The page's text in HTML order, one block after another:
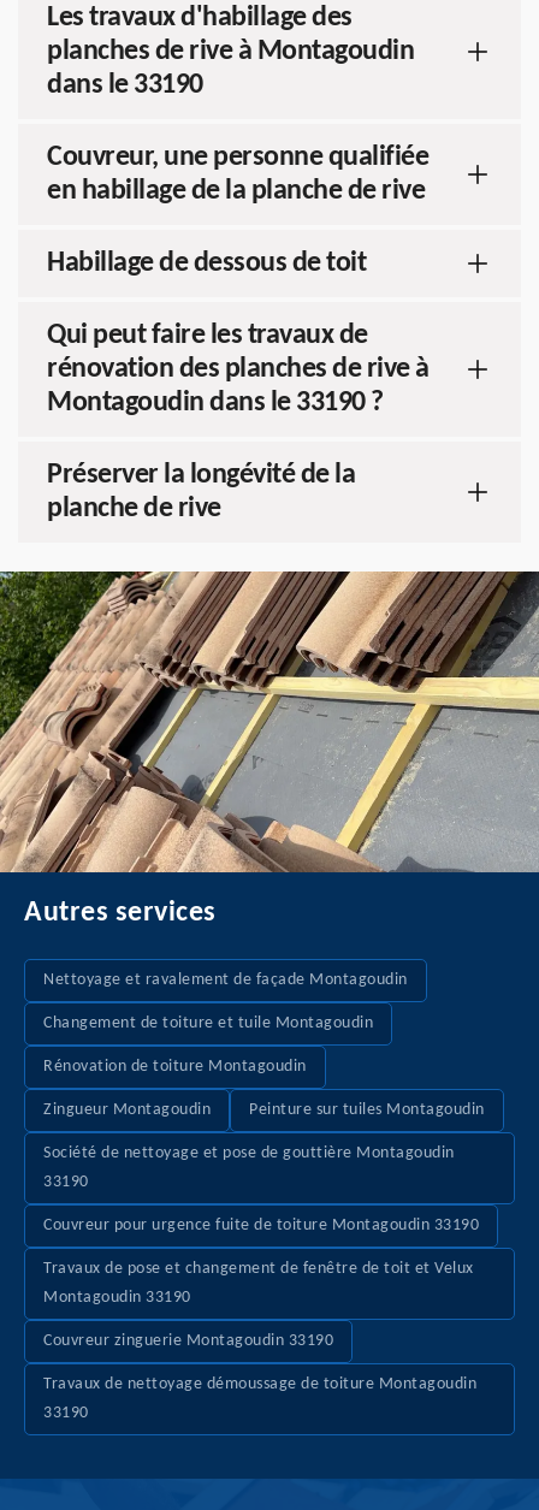
Les travaux d'habillage des
planches de rive à Montagoudin
dans le 33190
Couvreur, une personne qualifiée
en habillage de la planche de rive
Habillage de dessous de toit
Qui peut faire les travaux de
rénovation des planches de rive à
Montagoudin dans le 33190 ?
Préserver la longévité de la
planche de rive
Autres services
Nettoyage et ravalement de façade Montagoudin
Changement de toiture et tuile Montagoudin
Rénovation de toiture Montagoudin
Zingueur Montagoudin Peinture sur tuiles Montagoudin
Société de nettoyage et pose de gouttière Montagoudin
33190
Couvreur pour urgence fuite de toiture Montagoudin 33190
Travaux de pose et changement de fenêtre de toit et Velux
Montagoudin 33190
Couvreur zinguerie Montagoudin 33190
Travaux de nettoyage démoussage de toiture Montagoudin
33190